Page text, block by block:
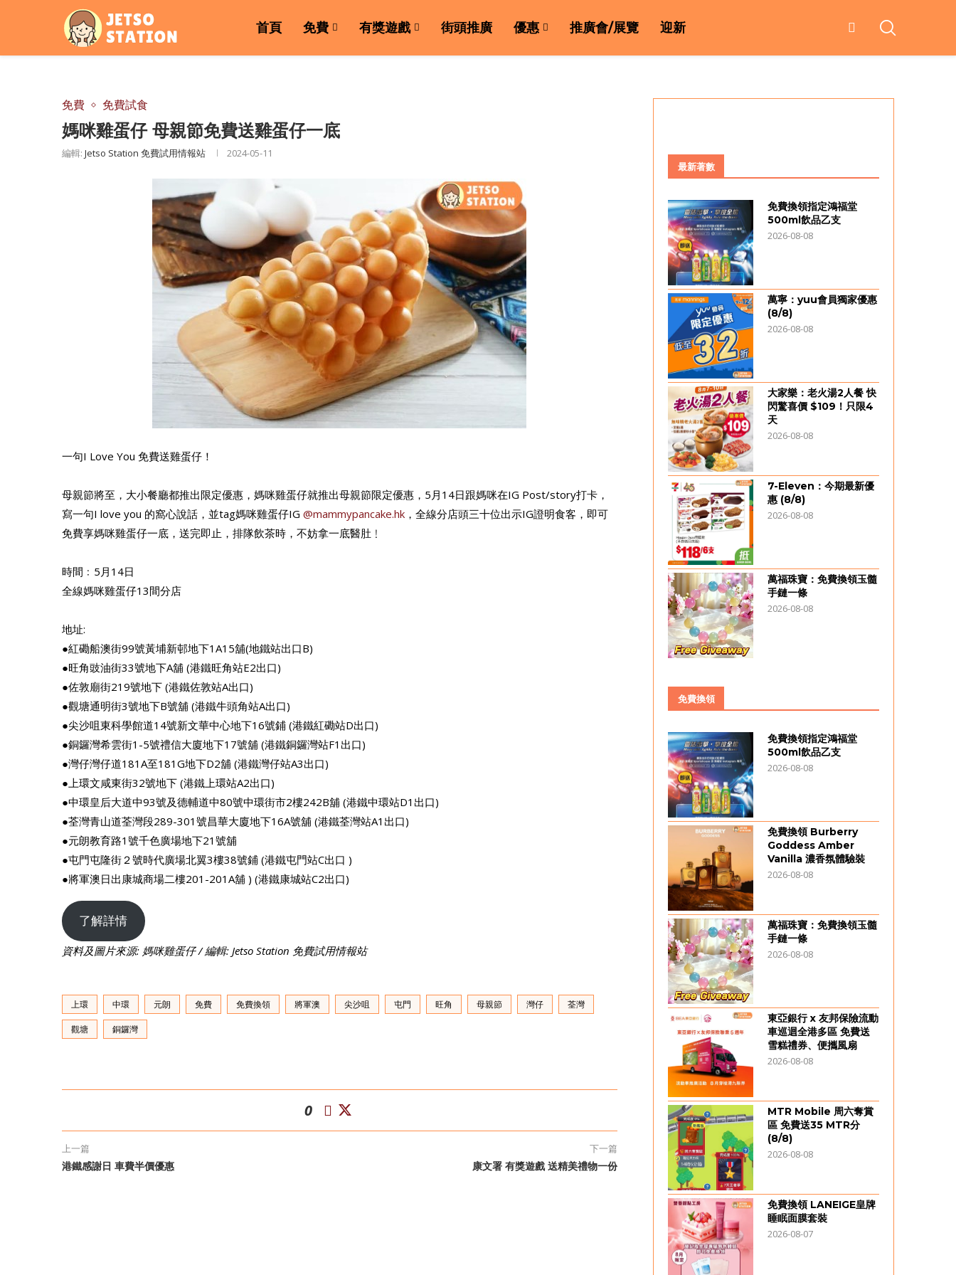
首頁 免費 有獎遊戲 街頭推廣 優惠 推廣會/展覽 迎新
免費 免費試食
媽咪雞蛋仔 母親節免費送雞蛋仔一底
編輯: Jetso Station 免費試用情報站 2024-05-11
一句I Love You 免費送雞蛋仔！
母親節將至，大小餐廳都推出限定優惠，媽咪雞蛋仔就推出母親節限定優惠，5月14日跟媽咪在IG Post/story打卡，
寫一句I love you 的窩心說話，並tag媽咪雞蛋仔IG @mammypancake.hk ，全線分店頭三十位出示IG證明食客，即可
免費享媽咪雞蛋仔一底，送完即止，排隊飲茶時，不妨拿一底醫肚﹗
時間﹕5月14日
全線媽咪雞蛋仔13間分店
地址:
●紅磡船澳街99號黃埔新邨地下1A15舖(地鐵站出口B)
●旺角豉油街33號地下A舖 (港鐵旺角站E2出口)
●佐敦廟街219號地下 (港鐵佐敦站A出口)
●觀塘通明街3號地下B號舖 (港鐵牛頭角站A出口)
●尖沙咀東科學館道14號新文華中心地下16號鋪 (港鐵紅磡站D出口)
●銅鑼灣希雲街1-5號禮信大廈地下17號舖 (港鐵銅鑼灣站F1出口)
●灣仔灣仔道181A至181G地下D2舖 (港鐵灣仔站A3出口)
●上環文咸東街32號地下 (港鐵上環站A2出口)
●中環皇后大道中93號及德輔道中80號中環街市2樓242B舖 (港鐵中環站D1出口)
●荃灣青山道荃灣段289-301號昌華大廈地下16A號舖 (港鐵荃灣站A1出口)
●元朗教育路1號千色廣場地下21號舖
●屯門屯隆街２號時代廣場北翼3樓38號鋪 (港鐵屯門站C出口 )
●將軍澳日出康城商場二樓201-201A舖 ) (港鐵康城站C2出口)
了解詳情
資料及圖片來源: 媽咪雞蛋仔 / 編輯: Jetso Station 免費試用情報站
上環 中環 元朗 免費 免費換領 將軍澳 尖沙咀 屯門 旺角 母親節 灣仔 荃灣
觀塘 銅鑼灣
0
上一篇
港鐵感謝日 車費半價優惠
下一篇
康文署 有獎遊戲 送精美禮物一份
最新著數
免費換領指定鴻福堂
500ml飲品乙支
2026-08-08
萬寧：yuu會員獨家優惠
(8/8)
2026-08-08
大家樂：老火湯2人餐 快
閃驚喜價 $109！只限4
天
2026-08-08
7-Eleven：今期最新優
惠 (8/8)
2026-08-08
萬福珠寶：免費換領玉髓
手鏈一條
2026-08-08
免費換領
免費換領指定鴻福堂
500ml飲品乙支
2026-08-08
免費換領 Burberry
Goddess Amber
Vanilla 濃香氛體驗裝
2026-08-08
萬福珠寶：免費換領玉髓
手鏈一條
2026-08-08
東亞銀行 x 友邦保險流動
車巡迴全港多區 免費送
雪糕禮券、便攜風扇
2026-08-08
MTR Mobile 周六奪賞
區 免費送35 MTR分
(8/8)
2026-08-08
免費換領 LANEIGE皇牌
睡眠面膜套裝
2026-08-07